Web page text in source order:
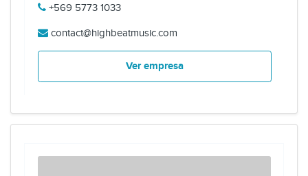
+569 5773 1033
contact@highbeatmusic.com
Ver empresa